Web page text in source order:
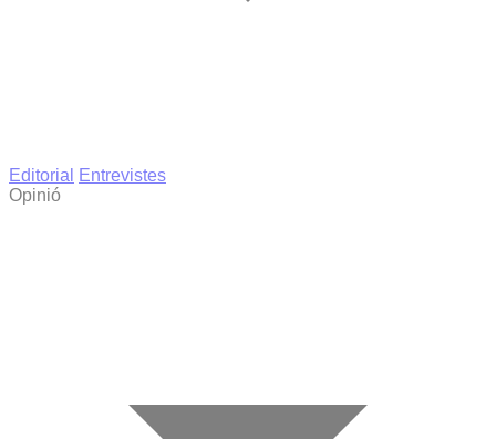
Editorial
Entrevistes
Opinió